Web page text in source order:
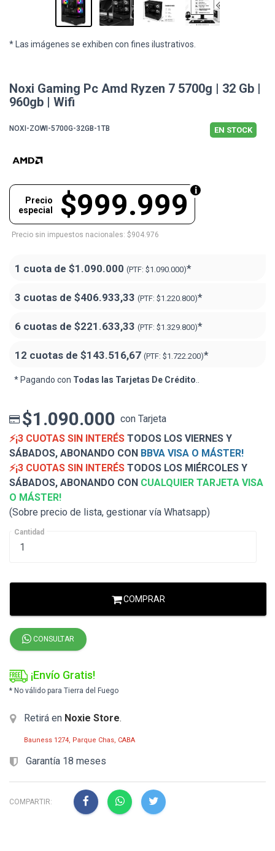
* Las imágenes se exhiben con fines ilustrativos.
Noxi Gaming Pc Amd Ryzen 7 5700g | 32 Gb |
960gb | Wifi
NOXI-ZOWI-5700G-32GB-1TB EN STOCK
$999.999
Precio
especial
Precio sin impuestos nacionales: $904.976
1 cuota de $1.090.000 (PTF: $1.090.000)*
3 cuotas de $406.933,33 (PTF: $1.220.800)*
6 cuotas de $221.633,33 (PTF: $1.329.800)*
12 cuotas de $143.516,67 (PTF: $1.722.200)*
* Pagando con Todas las Tarjetas De Crédito
$1.090.000 con Tarjeta
⚡¡3 CUOTAS SIN INTERÉS TODOS LOS VIERNES Y
SÁBADOS, ABONANDO CON BBVA VISA O MÁSTER!
⚡¡3 CUOTAS SIN INTERÉS TODOS LOS MIÉRCOLES Y
SÁBADOS, ABONANDO CON CUALQUIER TARJETA VISA
O MÁSTER!
(Sobre precio de lista, gestionar vía Whatsapp)
Cantidad
COMPRAR
CONSULTAR
¡Envío Gratis!
* No válido para Tierra del Fuego
Retirá en Noxie Store.
Bauness 1274, Parque Chas, CABA
Garantía 18 meses
COMPARTIR: